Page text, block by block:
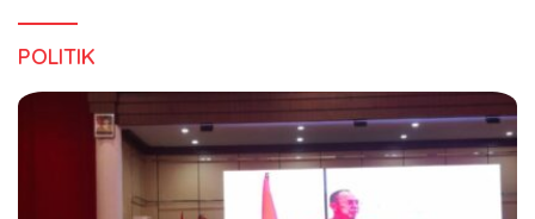
POLITIK